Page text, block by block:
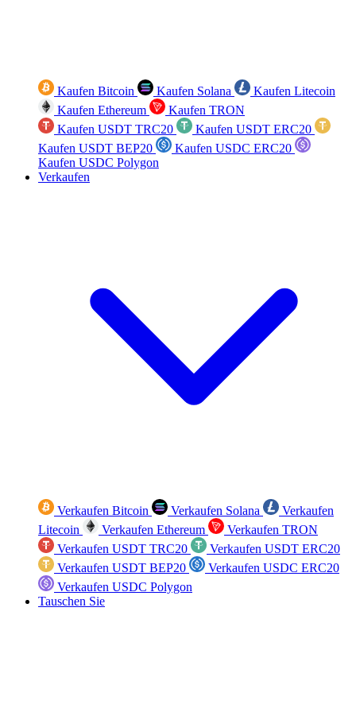
Kaufen Bitcoin Kaufen Solana
Kaufen Litecoin
Kaufen Ethereum
Kaufen TRON
Kaufen USDT TRC20
Kaufen USDT ERC20
Kaufen USDT BEP20
Kaufen USDC ERC20
Kaufen USDC Polygon
Verkaufen
Verkaufen Bitcoin Verkaufen Solana
Verkaufen
Litecoin
Verkaufen Ethereum
Verkaufen TRON
Verkaufen USDT TRC20
Verkaufen USDT ERC20
Verkaufen USDT BEP20
Verkaufen USDC ERC20
Verkaufen USDC Polygon
Tauschen Sie